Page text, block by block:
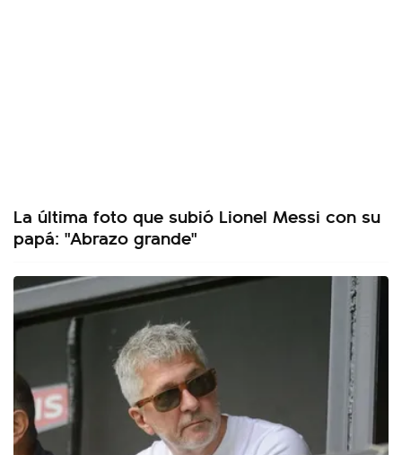
La última foto que subió Lionel Messi con su
papá: "Abrazo grande"